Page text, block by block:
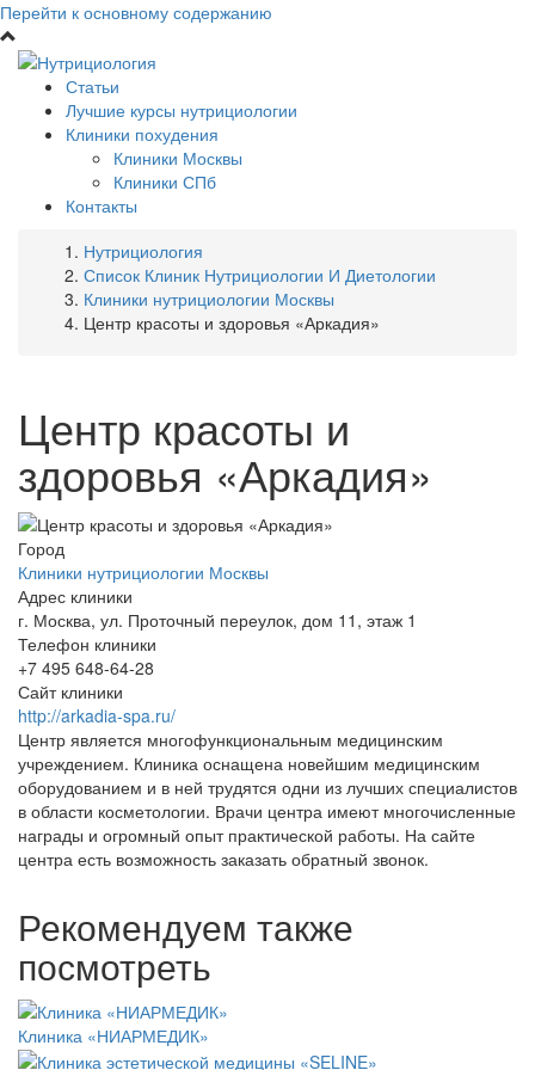
Перейти к основному содержанию
Статьи
Лучшие курсы нутрициологии
Клиники похудения
Клиники Москвы
Клиники СПб
Контакты
Нутрициология
Список Клиник Нутрициологии И Диетологии
Клиники нутрициологии Москвы
Центр красоты и здоровья «Аркадия»
Центр красоты и
здоровья «Аркадия»
Город
Клиники нутрициологии Москвы
Адрес клиники
г. Москва, ул. Проточный переулок, дом 11, этаж 1
Телефон клиники
+7 495 648-64-28
Сайт клиники
http://arkadia-spa.ru/
Центр является многофункциональным медицинским
учреждением. Клиника оснащена новейшим медицинским
оборудованием и в ней трудятся одни из лучших специалистов
в области косметологии. Врачи центра имеют многочисленные
награды и огромный опыт практической работы. На сайте
центра есть возможность заказать обратный звонок.
Рекомендуем также
посмотреть
Клиника «НИАРМЕДИК»